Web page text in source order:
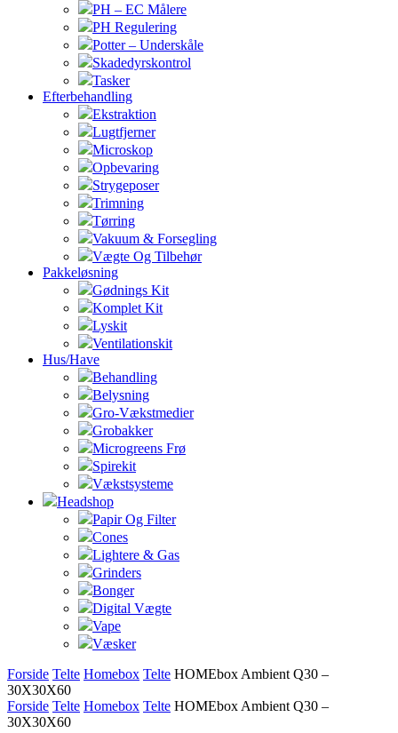
PH – EC Målere
PH Regulering
Potter – Underskåle
Skadedyrskontrol
Tasker
Efterbehandling
Ekstraktion
Lugtfjerner
Microskop
Opbevaring
Strygeposer
Trimning
Tørring
Vakuum & Forsegling
Vægte Og Tilbehør
Pakkeløsning
Gødnings Kit
Komplet Kit
Lyskit
Ventilationskit
Hus/Have
Behandling
Belysning
Gro-Vækstmedier
Grobakker
Microgreens Frø
Spirekit
Vækstsysteme
Headshop
Papir Og Filter
Cones
Lightere & Gas
Grinders
Bonger
Digital Vægte
Vape
Væsker
Forside Telte Homebox Telte HOMEbox Ambient Q30 –
30X30X60
Forside Telte Homebox Telte HOMEbox Ambient Q30 –
30X30X60